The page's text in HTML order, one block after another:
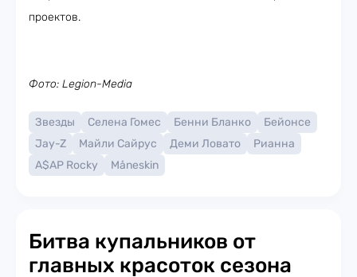
проектов.
Фото: Legion-Media
Звезды Селена Гомес Бенни Бланко
Бейонсе
Jay-Z
Майли Сайрус Деми Ловато
Рианна
A$AP Rocky
Måneskin
Битва купальников от
главных красоток сезона